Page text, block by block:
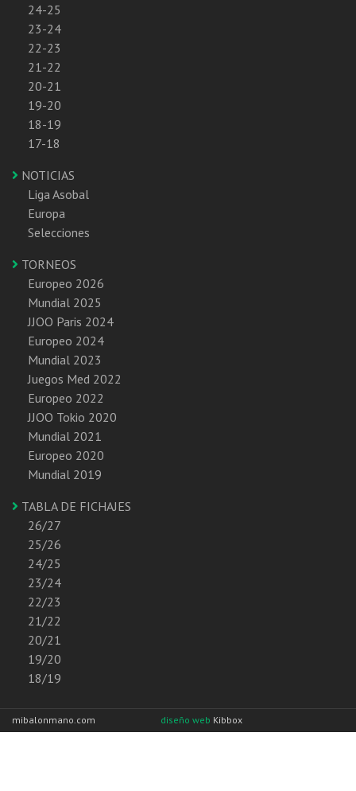
24-25
23-24
22-23
21-22
20-21
19-20
18-19
17-18
NOTICIAS
Liga Asobal
Europa
Selecciones
TORNEOS
Europeo 2026
Mundial 2025
JJOO Paris 2024
Europeo 2024
Mundial 2023
Juegos Med 2022
Europeo 2022
JJOO Tokio 2020
Mundial 2021
Europeo 2020
Mundial 2019
TABLA DE FICHAJES
26/27
25/26
24/25
23/24
22/23
21/22
20/21
19/20
18/19
mibalonmano.com diseño web Kibbox